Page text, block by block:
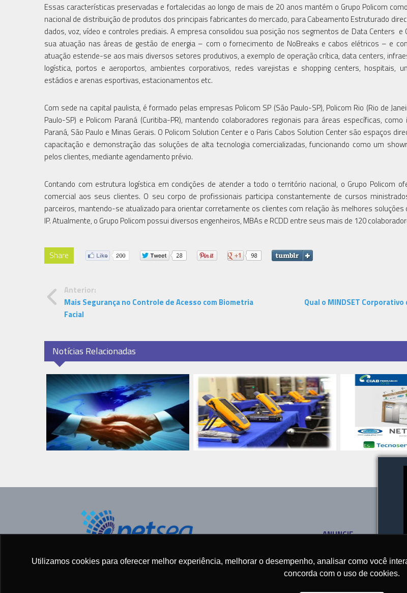
Utilizamos cookies para oferecer melhor experiência, melhorar o desempenho, analisar como você
concorda com o uso de cookies.
Essas características preservadas e fortalecidas ao longo de mais de 20 anos mantém o Grupo Policom
nacional de distribuição de produtos dos principais fabricantes do mercado, para Cabeamento Estruturado
dados, voz, vídeo e controles prediais. A empresa consolidou sua posição nos segmentos de Data Centers e
sua atuação nas áreas de gestão de energia – com o fornecimento de NoBreaks e cabos elétricos – e
atuação estende-se aos mais diversos setores produtivos, a exemplo de operação crítica, data centers,
logística, portos e aeroportos, ambientes corporativos, redes varejistas e shopping centers, hospitais,
estádios e arenas esportivas, estacionamentos etc.
Com sede na capital paulista, é formado pelas empresas Policom SP (São Paulo-SP), Policom Rio (Rio de
Paulo-SP) e Policom Paraná (Curitiba-PR), mantendo colaboradores regionais para áreas específicas,
Paraná, São Paulo e Minas Gerais. O Policom Solution Center e o Paris Cabos Solution Center são espaços
capacitação e demonstração das soluções de alta tecnologia comercializadas, funcionando como um
pelos clientes, mediante agendamento prévio.
Contando com estrutura logística em condições de atender a todo o território nacional, o Grupo Policom
comercial aos seus clientes. O seu corpo de profissionais participa constantemente de cursos
parceiros, mantendo-se atualizado para orientar corretamente os clientes com relação às melhores soluções
IP. Atualmente, o Grupo Policom possui diversos engenheiros, MBAs e RCDD entre seus mais de 120
Share
Anterior:
Mais Segurança no Controle de Acesso com Biometria
Facial
Qual o MINDSET
Notícias Relacionadas
Todos os direitos reservados ©
ANUNCIE
CONTATO